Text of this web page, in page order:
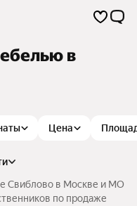
в
Цена
Свиблово в Москве и МО
по продаже